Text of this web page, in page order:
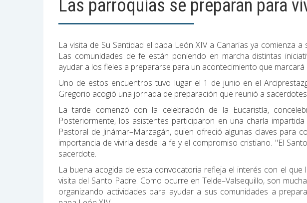
Las parroquias se preparan para
La visita de Su Santidad el papa León XIV a Canarias ya comienza
Las comunidades de fe están poniendo en marcha distintas
ayudar a los fieles a prepararse para un acontecimiento que marcará
Uno de estos encuentros tuvo lugar el 1 de junio en el
Gregorio acogió una jornada de preparación que reunió a
La tarde comenzó con la celebración de la Eucaristía,
Posteriormente, los asistentes participaron en una charla
Pastoral de Jinámar–Marzagán, quien ofreció algunas claves para
importancia de vivirla desde la fe y el compromiso cristiano. "El
sacerdote.
La buena acogida de esta convocatoria refleja el interés con el
visita del Santo Padre. Como ocurre en Telde–Valsequillo, son
organizando actividades para ayudar a sus comunidades a